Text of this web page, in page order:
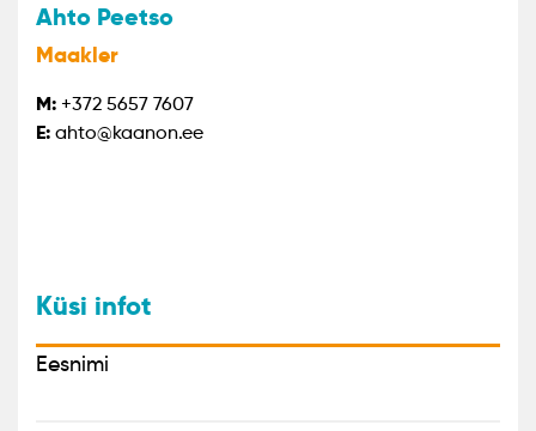
Ahto Peetso
Maakler
M: +372 5657 7607
E: ahto@kaanon.ee
Küsi infot
Eesnimi